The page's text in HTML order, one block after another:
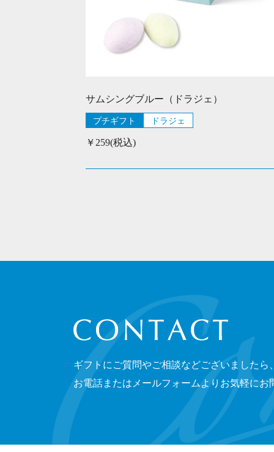
サムシングブルー（ドラジェ）
プチギフト ドラジェ
￥259(税込)
CONTACT
ギフトにご質問やご相談などございましたら
お電話またはメールフォームよりお気軽にお